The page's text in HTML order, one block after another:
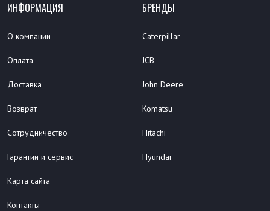
ИНФОРМАЦИЯ
О компании
Оплата
Доставка
Возврат
Сотрудничество
Гарантии и сервис
Карта сайта
Контакты
БРЕНДЫ
Caterpillar
JCB
John Deere
Komatsu
Hitachi
Hyundai